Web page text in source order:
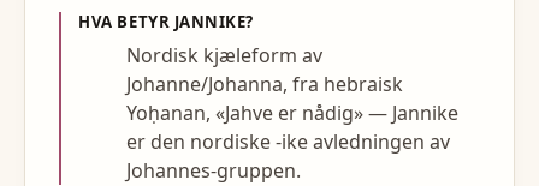
HVA BETYR JANNIKE?
Nordisk kjæleform av
Johanne/Johanna, fra hebraisk
Yoḥanan, «Jahve er nådig» — Jannike
er den nordiske -ike avledningen av
Johannes-gruppen.